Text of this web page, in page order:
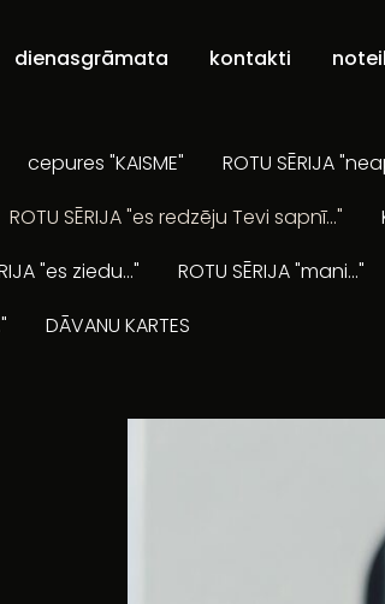
dienasgrāmata kontakti
cepures "KAISME" ROTU SĒRIJA
ROTU SĒRIJA "es redzēju Tevi sapnī..."
"es ziedu..." ROTU SĒRIJA "mani..."
DĀVANU KARTES